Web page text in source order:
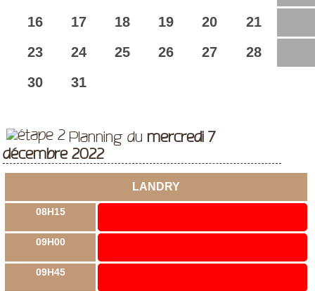
16 17 18 19 20 21
23 24 25 26 27 28
30 31
Planning dumercredi 7
décembre 2022
LANDRY
08H15
09H00
09H45